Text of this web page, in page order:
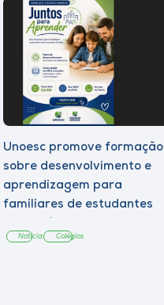
Unoesc promove formação
sobre desenvolvimento e
aprendizagem para
familiares de estudantes
Notícia Colégios